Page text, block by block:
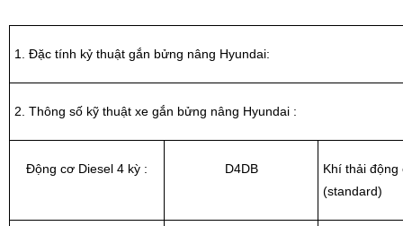
1. Đặc tính kỷ thuật gắn bửng nâng Hyundai:
2. Thông số kỹ thuật xe gắn bửng nâng Hyundai :
Động cơ Diesel 4 kỳ : D4DB
Khí thải động
(standard)